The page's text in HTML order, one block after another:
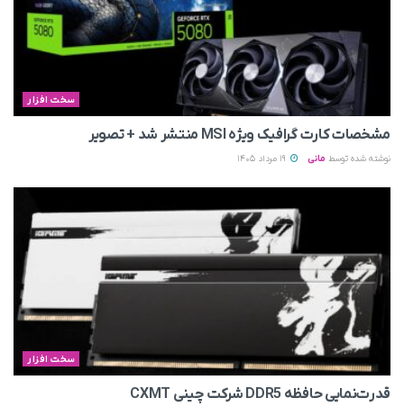
سخت افزار
مشخصات کارت گرافیک ویژه MSI منتشر شد + تصویر
نوشته شده توسط مانی
سخت افزار
قدرت‌نمایی حافظه DDR5 شرکت چینی CXMT